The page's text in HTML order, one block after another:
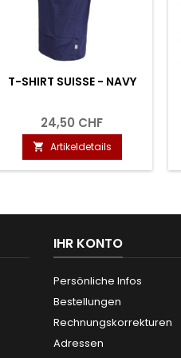
T-SHIRT SUISSE - NAVY
24,50 CHF
 Artikeldetails
IHR KONTO
Persönliche Infos
Bestellungen
Rechnungskorrekturen
Adressen